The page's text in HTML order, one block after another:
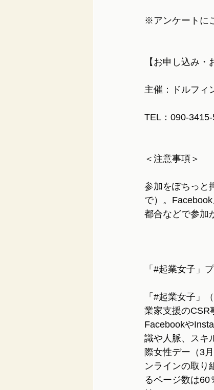
※アンケートに
【お申し込み・
主催：ドルフィ
TEL：090-
＜注意事項＞
参加をぽちっと
で）。
都合などで参加
「#起業女子」
「#起業女子」
業家支援のCSR
Facebookや
識や人脈、スキ
際女性デー（3
ンラインの取り
るページ数は60